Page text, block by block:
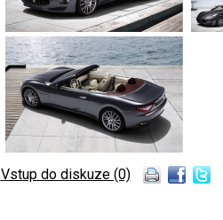
Vstup do diskuze (0)